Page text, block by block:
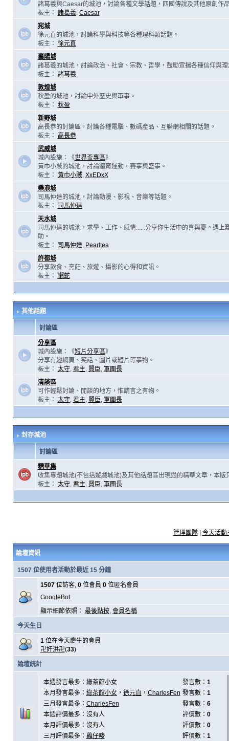
諸葛羲與Caesar的城池，討論各種文學話題，四國傳說及其他原創作
板主： 諸葛羲, Caesar
宛城
徐元直的城池，討論科學與科技等各種理科類話題。
板主： 徐元直
襄陽城
諸葛羲的城池，討論政治、社會、宗教、哲學，鼓勵宣揚各種信仰與理
板主： 諸葛羲
敦煌城
秋盈的城池，討論中外歷史與軍事。
板主： 秋盈
新野城
高長恭的討論區，討論各種電腦、數碼產品、互聯網相關的話題。
板主：
高長恭
武威城
城內設施：《世界盃專區》
黃巾小賊的城池，討論體育運動，賽事與盛事。
板主： 黃巾小賊, XxEDxX
樂浪城
司馬仲達的城池，討論動漫、影視、音樂等話題。
板主：
司馬仲達
天水城
司馬仲達的城池，求學、工作、感情......分享你生活中的喜與憂。遇上
助。
板主：
司馬仲達, Pearltea
許都城
分享飲食、烹飪、旅遊、攝影的心得和資訊。
板主： 懶蛇
其他話題
討論區
分享區
城內設施：《短片分享區》
分享有趣網頁、笑話、圖片或短片等事物。
板主： 太守, 君主, 賢臣, 軍團長
清談區
可作輕鬆討論、閒談的地方，惟請言之有物。
板主： 太守, 君主, 賢臣, 軍團長
封存城池
討論區
精華集
收集專題城池(不包括遊戲城池)及其他話題區出現過的精華文章，本版
板主： 太守, 君主, 賢臣, 軍團長
管理團隊| 今天活動
論壇資訊
1507 位使用者活動於最近 15 分鐘
1507位訪客, 0位會員 0位匿名會員
GoogleBot
顯示細節依照： 最後點按, 會員名稱
今天生日
1位在今天慶生的會員
卍奸洪卍(33)
論壇統計
本週發言最多： 綠茶館小女 發言數： 1
本月發言最多： 綠茶館小女， 徐元直 ， CharlesFen 發言數： 1
三月發言最多： CharlesFen 發言數： 6
本週評價最多：沒有人
評價數： 0
本月評價最多：沒有人
評價數： 0
三月評價最多： 雞仔嘜 評價數： 1